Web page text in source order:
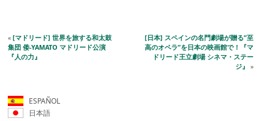
«[マドリード] 世界を旅する和太鼓
集団 倭-YAMATO マドリード公演
『人の力』
[日本] スペインの名門劇場が贈る”至
高のオペラ”を日本の映画館で！『マ
ドリード王立劇場 シネマ・ステー
ジ』 »
ESPAÑOL
日本語